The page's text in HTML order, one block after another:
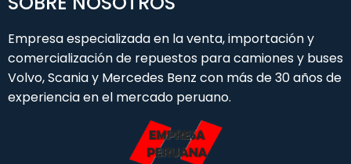
Empresa especializada en la venta, importación y
comercialización de repuestos para camiones y buses
Volvo, Scania y Mercedes Benz con más de 30 años de
experiencia en el mercado peruano.